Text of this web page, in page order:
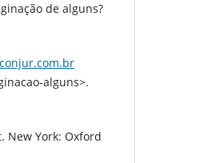
de alguns?
alguns>.
New York: Oxford